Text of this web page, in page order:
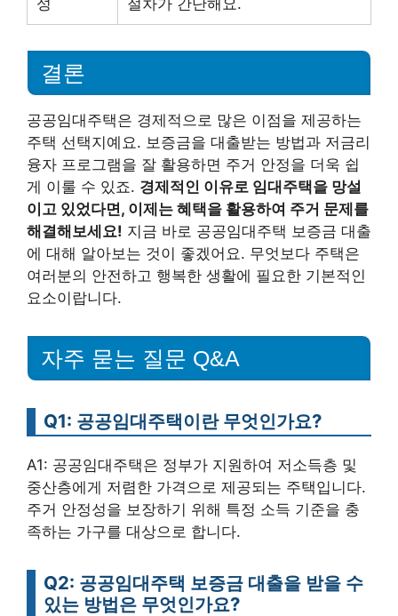
결론
공공임대주택은 경제적으로 많은 이점을 제공하는
주택 선택지예요. 보증금을 대출받는 방법과 저금리
융자 프로그램을 잘 활용하면 주거 안정을 더욱 쉽
게 이룰 수 있죠. 경제적인 이유로 임대주택을 망설
이고 있었다면, 이제는 혜택을 활용하여 주거 문제를
해결해보세요! 지금 바로 공공임대주택 보증금 대출
에 대해 알아보는 것이 좋겠어요. 무엇보다 주택은
여러분의 안전하고 행복한 생활에 필요한 기본적인
요소이랍니다.
자주 묻는 질문 Q&A
Q1: 공공임대주택이란 무엇인가요?
A1: 공공임대주택은 정부가 지원하여 저소득층 및
중산층에게 저렴한 가격으로 제공되는 주택입니다.
주거 안정성을 보장하기 위해 특정 소득 기준을 충
족하는 가구를 대상으로 합니다.
Q2: 공공임대주택 보증금 대출을 받을 수
있는 방법은 무엇인가요?